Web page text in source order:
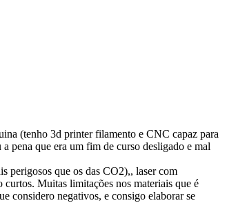
(tenho 3d printer filamento e CNC capaz para
pena que era um fim de curso desligado e mal
perigosos que os das CO2),, laser com
Muitas limitações nos materiais que é
considero negativos, e consigo elaborar se